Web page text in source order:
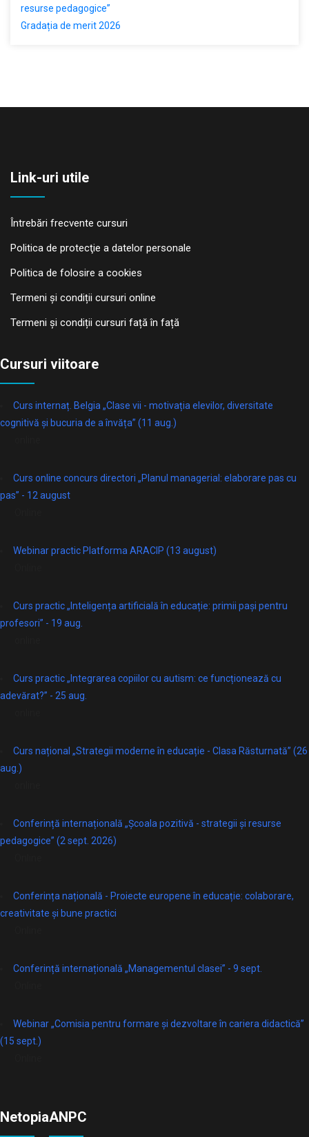
resurse pedagogice”
Gradația de merit 2026
Link-uri utile
Întrebări frecvente cursuri
Politica de protecţie a datelor personale
Politica de folosire a cookies
Termeni și condiții cursuri online
Termeni și condiții cursuri față în față
Cursuri viitoare
Curs internaț. Belgia „Clase vii - motivația elevilor, diversitate
cognitivă și bucuria de a învăța” (11 aug.)
Curs online concurs directori „Planul managerial: elaborare pas cu
pas” - 12 august
Webinar practic Platforma ARACIP (13 august)
Curs practic „Inteligența artificială în educație: primii pași pentru
profesori” - 19 aug.
Curs practic „Integrarea copiilor cu autism: ce funcționează cu
adevărat?” - 25 aug.
Curs național „Strategii moderne în educație - Clasa Răsturnată” (26
aug.)
Conferință internațională „Școala pozitivă - strategii și resurse
pedagogice” (2 sept. 2026)
Conferința națională - Proiecte europene în educație: colaborare,
creativitate și bune practici
Conferință internațională „Managementul clasei” - 9 sept.
Webinar „Comisia pentru formare și dezvoltare în cariera didactică”
(15 sept.)
NetopiaANPC